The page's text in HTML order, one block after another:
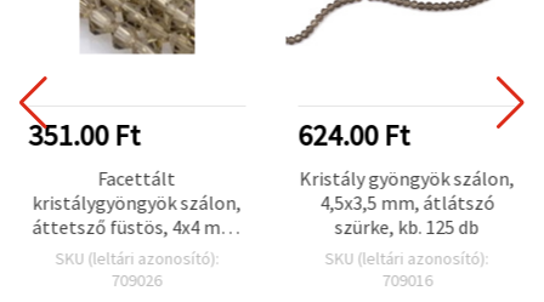
351.00 Ft
Facettált
kristálygyöngyök szálon,
áttetsző füstös, 4x4 mm,
furat: 1 mm, kb. 92 db –
ékszerkészítéshez, DIY
SKU (leltári azonosító):
709026
624.00 Ft
Kristály gyöngyök szálon,
4,5x3,5 mm, átlátszó
szürke, kb. 125 db
SKU (leltári azonosító):
709016